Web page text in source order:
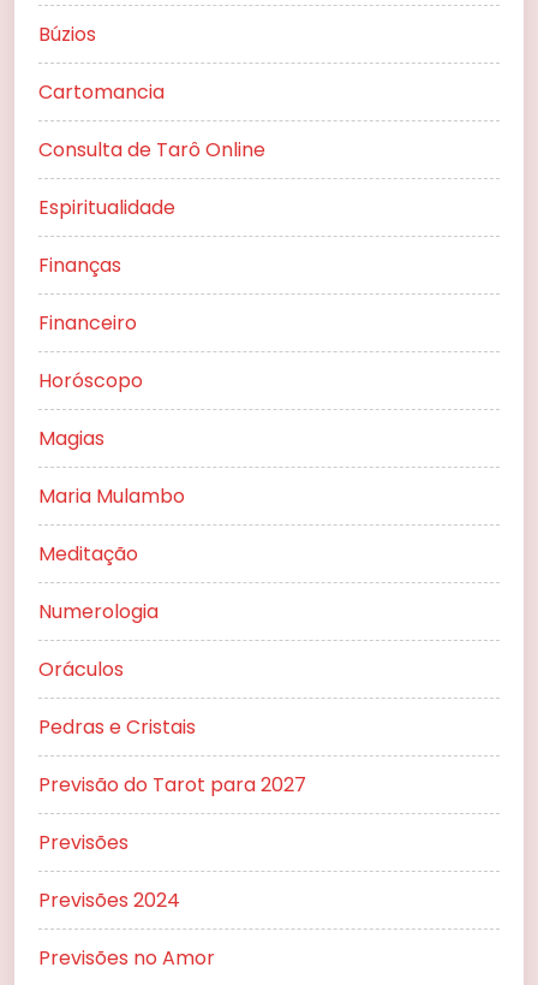
Búzios
Cartomancia
Consulta de Tarô Online
Espiritualidade
Finanças
Financeiro
Horóscopo
Magias
Maria Mulambo
Meditação
Numerologia
Oráculos
Pedras e Cristais
Previsão do Tarot para 2027
Previsões
Previsões 2024
Previsões no Amor